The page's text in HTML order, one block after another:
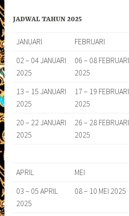
JADWAL TAHUN 2025
JANUARI FEBRUARI
02 – 04 JANUARI
2025
06 – 08 FEBRUARI
2025
13 – 15 JANUARI
2025
17 – 19 FEBRUARI
2025
20 – 22 JANUARI
2025
26 – 28 FEBRUARI
2025
APRIL MEI
03 – 05 APRIL
2025
08 – 10 MEI 2025